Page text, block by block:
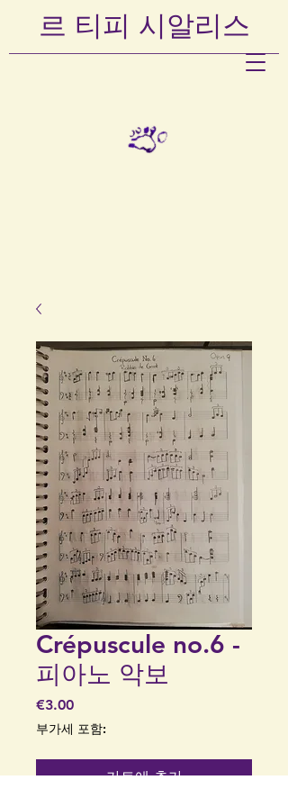
르 티피 시알리스
Crépuscule no.6 -
피아노 악보
€3.00가
격
부가세 포함:
카트에 추가